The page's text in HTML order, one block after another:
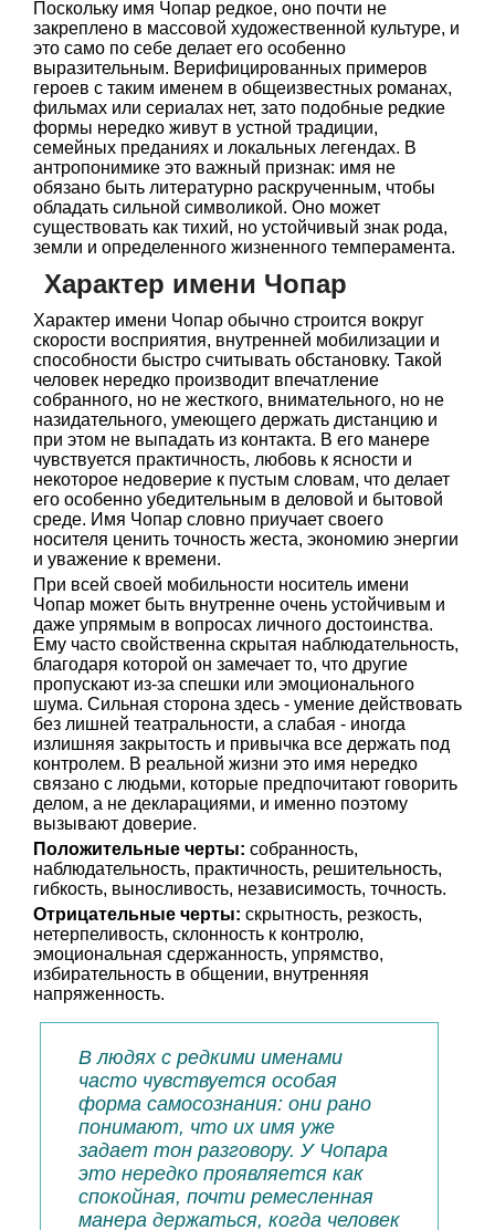
Поскольку имя Чопар редкое, оно почти не
закреплено в массовой художественной культуре, и
это само по себе делает его особенно
выразительным. Верифицированных примеров
героев с таким именем в общеизвестных романах,
фильмах или сериалах нет, зато подобные редкие
формы нередко живут в устной традиции,
семейных преданиях и локальных легендах. В
антропонимике это важный признак: имя не
обязано быть литературно раскрученным, чтобы
обладать сильной символикой. Оно может
существовать как тихий, но устойчивый знак рода,
земли и определенного жизненного темперамента.
Характер имени Чопар
Характер имени Чопар обычно строится вокруг
скорости восприятия, внутренней мобилизации и
способности быстро считывать обстановку. Такой
человек нередко производит впечатление
собранного, но не жесткого, внимательного, но не
назидательного, умеющего держать дистанцию и
при этом не выпадать из контакта. В его манере
чувствуется практичность, любовь к ясности и
некоторое недоверие к пустым словам, что делает
его особенно убедительным в деловой и бытовой
среде. Имя Чопар словно приучает своего
носителя ценить точность жеста, экономию энергии
и уважение к времени.
При всей своей мобильности носитель имени
Чопар может быть внутренне очень устойчивым и
даже упрямым в вопросах личного достоинства.
Ему часто свойственна скрытая наблюдательность,
благодаря которой он замечает то, что другие
пропускают из-за спешки или эмоционального
шума. Сильная сторона здесь - умение действовать
без лишней театральности, а слабая - иногда
излишняя закрытость и привычка все держать под
контролем. В реальной жизни это имя нередко
связано с людьми, которые предпочитают говорить
делом, а не декларациями, и именно поэтому
вызывают доверие.
Положительные черты: собранность,
наблюдательность, практичность, решительность,
гибкость, выносливость, независимость, точность.
Отрицательные черты: скрытность, резкость,
нетерпеливость, склонность к контролю,
эмоциональная сдержанность, упрямство,
избирательность в общении, внутренняя
напряженность.
В людях с редкими именами
часто чувствуется особая
форма самосознания: они рано
понимают, что их имя уже
задает тон разговору. У Чопара
это нередко проявляется как
спокойная, почти ремесленная
манера держаться, когда человек